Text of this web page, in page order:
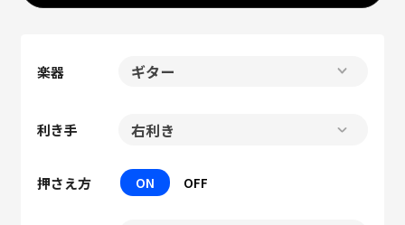
楽器
利き手
押さえ方 ON OFF